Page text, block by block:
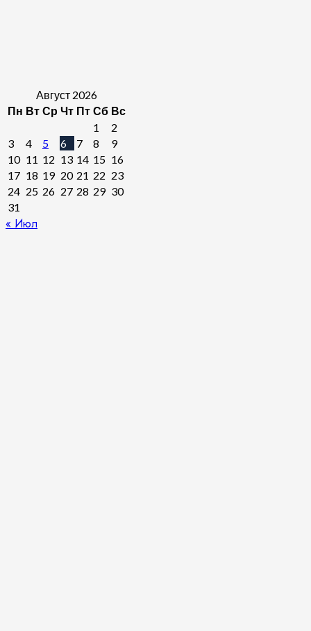
Август 2026
Пн Вт Ср Чт Пт Сб Вс
1
2
3
4 5 6 7 8
9
10 11 12 13 14 15 16
17 18 19 20 21 22 23
24 25 26 27 28 29 30
31
« Июл